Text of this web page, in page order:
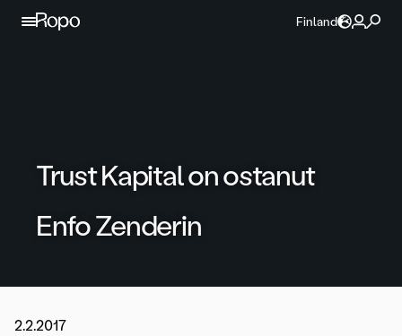
Jatka sisältöön
Finland
Trust Kapital on ostanut
Enfo Zenderin
2.2.2017